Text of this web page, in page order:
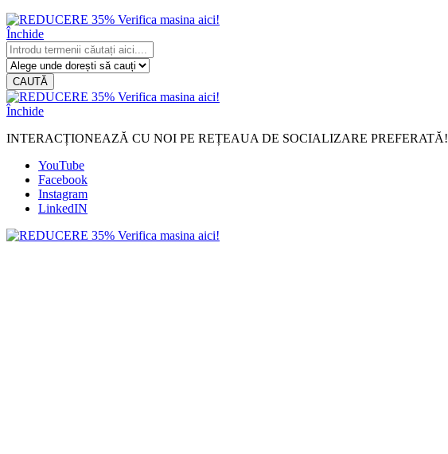
Închide
CAUTĂ
Închide
INTERACȚIONEAZĂ CU NOI PE REȚEAUA DE SOCIALIZARE PREFERATĂ!
YouTube
Facebook
Instagram
LinkedIN